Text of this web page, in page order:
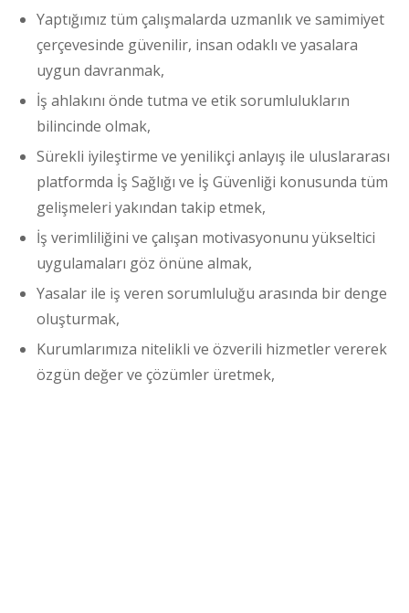
Yaptığımız tüm çalışmalarda uzmanlık ve samimiyet
çerçevesinde güvenilir, insan odaklı ve yasalara
uygun davranmak,
İş ahlakını önde tutma ve etik sorumlulukların
bilincinde olmak,
Sürekli iyileştirme ve yenilikçi anlayış ile uluslararası
platformda İş Sağlığı ve İş Güvenliği konusunda tüm
gelişmeleri yakından takip etmek,
İş verimliliğini ve çalışan motivasyonunu yükseltici
uygulamaları göz önüne almak,
Yasalar ile iş veren sorumluluğu arasında bir denge
oluşturmak,
Kurumlarımıza nitelikli ve özverili hizmetler vererek
özgün değer ve çözümler üretmek,